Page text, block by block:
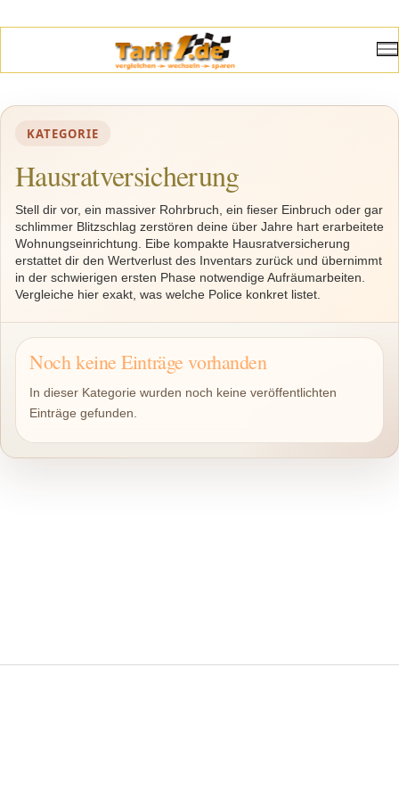
KATEGORIE
Hausratversicherung
Stell dir vor, ein massiver Rohrbruch, ein fieser Einbruch oder gar
schlimmer Blitzschlag zerstören deine über Jahre hart erarbeitete
Wohnungseinrichtung. Eibe kompakte Hausratversicherung
erstattet dir den Wertverlust des Inventars zurück und übernimmt
in der schwierigen ersten Phase notwendige Aufräumarbeiten.
Vergleiche hier exakt, was welche Police konkret listet.
Noch keine Einträge vorhanden
In dieser Kategorie wurden noch keine veröffentlichten
Einträge gefunden.